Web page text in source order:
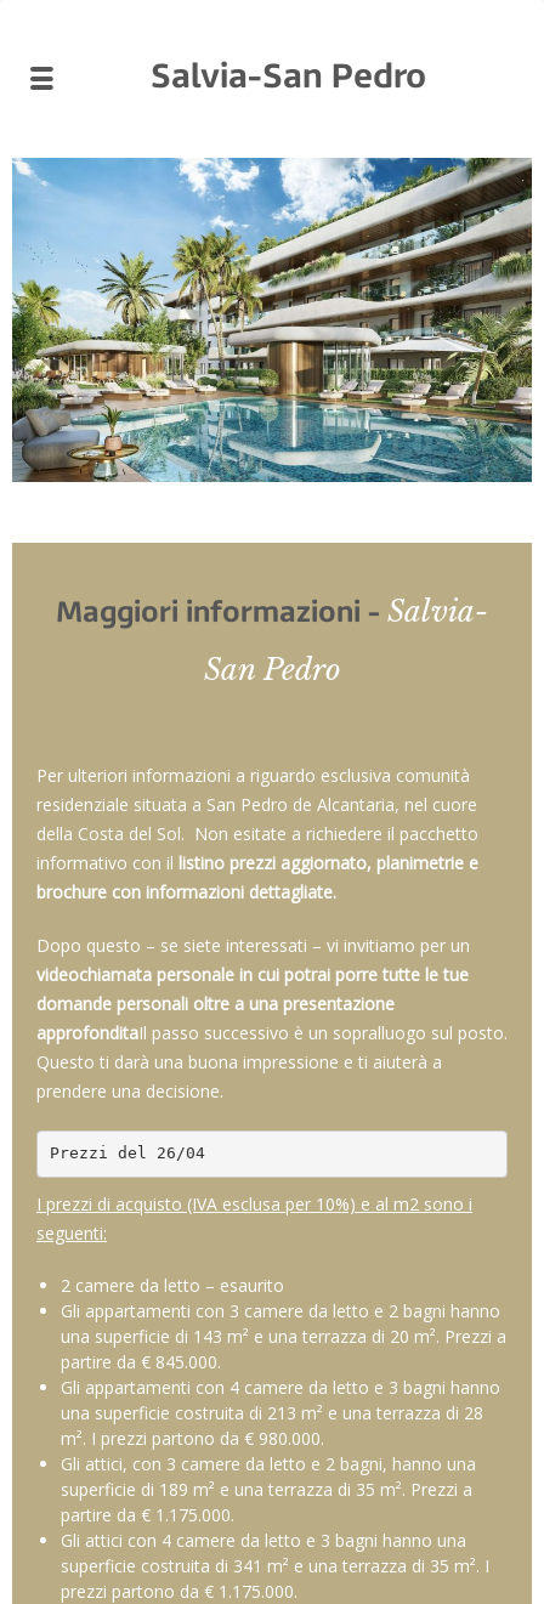
Salvia-San Pedro
Maggiori informazioni - Salvia-
San Pedro
Per ulteriori informazioni a riguardo esclusiva comunità
residenziale situata a San Pedro de Alcantaria, nel cuore
della Costa del Sol. Non esitate a richiedere il pacchetto
informativo con il listino prezzi aggiornato, planimetrie e
brochure con informazioni dettagliate.
Dopo questo – se siete interessati – vi invitiamo per un
videochiamata personale in cui potrai porre tutte le tue
domande personali oltre a una presentazione
approfonditaIl passo successivo è un sopralluogo sul posto.
Questo ti darà una buona impressione e ti aiuterà a
prendere una decisione.
Prezzi del 26/04
I prezzi di acquisto (IVA esclusa per 10%) e al m2 sono i
seguenti:
2 camere da letto – esaurito
Gli appartamenti con 3 camere da letto e 2 bagni hanno
una superficie di 143 m² e una terrazza di 20 m². Prezzi a
partire da € 845.000.
Gli appartamenti con 4 camere da letto e 3 bagni hanno
una superficie costruita di 213 m² e una terrazza di 28
m². I prezzi partono da € 980.000.
Gli attici, con 3 camere da letto e 2 bagni, hanno una
superficie di 189 m² e una terrazza di 35 m². Prezzi a
partire da € 1.175.000.
Gli attici con 4 camere da letto e 3 bagni hanno una
superficie costruita di 341 m² e una terrazza di 35 m². I
prezzi partono da € 1.175.000.